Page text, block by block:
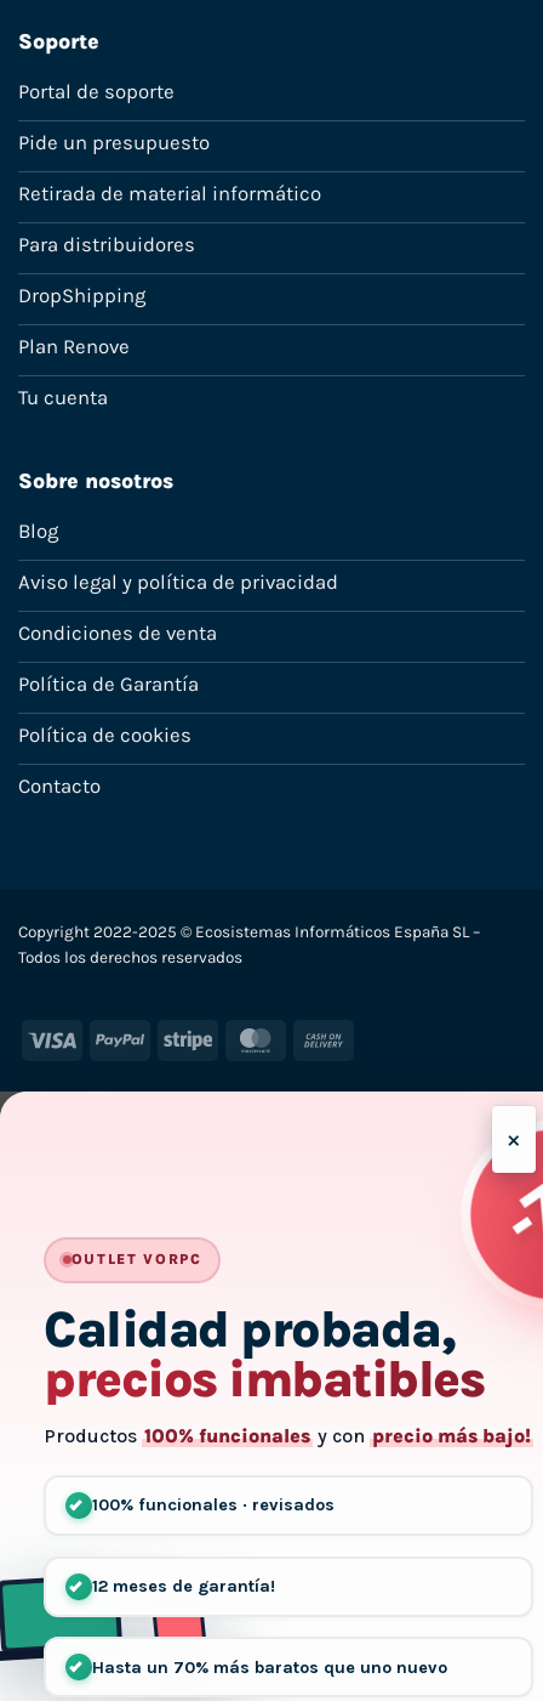
Soporte
Portal de soporte
Pide un presupuesto
Retirada de material informático
Para distribuidores
DropShipping
Plan Renove
Tu cuenta
Sobre nosotros
Blog
Aviso legal y política de privacidad
Condiciones de venta
Política de Garantía
Política de cookies
Contacto
Copyright 2022-2025 © Ecosistemas Informáticos España SL –
Todos los derechos reservados
Visa PayPal Stripe MasterCard
×
-HASTA
OUTLET VORPC
Calidad probada,
precios imbatibles
Productos 100% funcionales y con precio más bajo!
100% funcionales · revisados
12 meses de garantía!
Hasta un 70% más baratos que uno nuevo